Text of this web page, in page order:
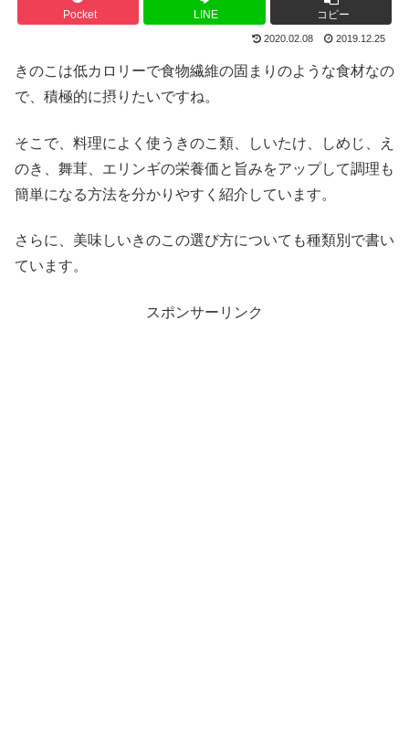
Pocket LINE コピー
2020.02.08 2019.12.25
きのこは低カロリーで食物繊維の固まりのような食材なの
で、積極的に摂りたいですね。
そこで、料理によく使うきのこ類、しいたけ、しめじ、え
のき、舞茸、エリンギの栄養価と旨みをアップして調理も
簡単になる方法を分かりやすく紹介しています。
さらに、美味しいきのこの選び方についても種類別で書い
ています。
スポンサーリンク